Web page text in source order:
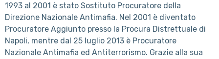
1993 al 2001 è stato Sostituto Procuratore della
Direzione Nazionale Antimafia. Nel 2001 è diventato
Procuratore Aggiunto presso la Procura Distrettuale di
Napoli, mentre dal 25 luglio 2013 è Procuratore
Nazionale Antimafia ed Antiterrorismo. Grazie alla sua